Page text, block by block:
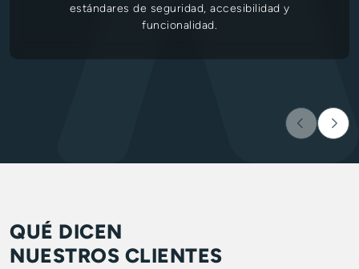
estándares de seguridad, accesibilidad y
funcionalidad.
QUÉ DICEN
NUESTROS CLIENTES